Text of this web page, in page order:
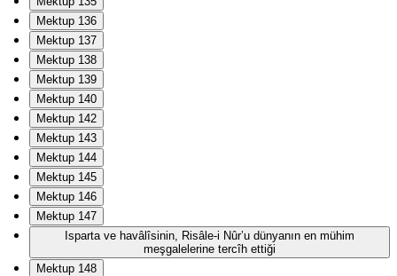
Mektup 136
Mektup 137
Mektup 138
Mektup 139
Mektup 140
Mektup 142
Mektup 143
Mektup 144
Mektup 145
Mektup 146
Mektup 147
Isparta ve havâlîsinin, Risâle-i Nûr’u dünyanın en mühim
meşgalelerine tercîh ettiği
Mektup 148